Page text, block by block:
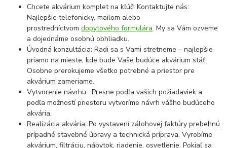
Chcete akvárium komplet na kľúč! Kontaktujte nás:
Najlepšie telefonicky, mailom alebo
prostredníctvomdopytového formulára. My sa Vám ozveme
a dojednáme osobnú obhliadku.
Úvodná konzultácia: Radi sa s Vami stretneme – najlepšie
priamo na mieste, kde bude Vaše budúce akvárium stáť.
Osobne prerokujeme všetko potrebné a priestor pre
akvárium zameriame.
Vytvorenie návrhu: Presne podľa vašich požiadaviek a
podľa možností priestoru vytvoríme návrh vášho budúceho
akvária.
Realizácia akvária: Po vystavení zálohovej faktúry prebehnú
prípadné stavebné úpravy a technická príprava. Vyrobíme
akvárium, filtráciu, nábytok, riadenie, osvetlenie. Pokiaľ sa